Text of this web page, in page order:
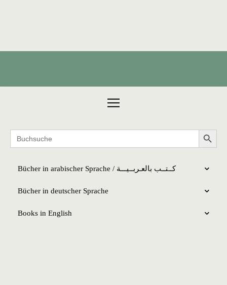
Search
for:
Search
Bücher in arabischer Sprache / كــتــب بالعـربــیـــة
Bücher in deutscher Sprache
Books in English